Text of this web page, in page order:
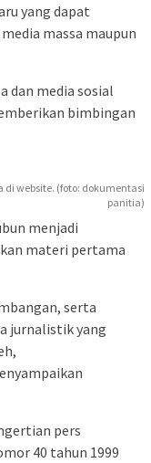
yang dapat
massa maupun
dan media sosial
bimbingan
di website. (foto: dokumentasi
panitia)
menjadi
materi pertama
serta
jurnalistik yang
pers
40 tahun 1999